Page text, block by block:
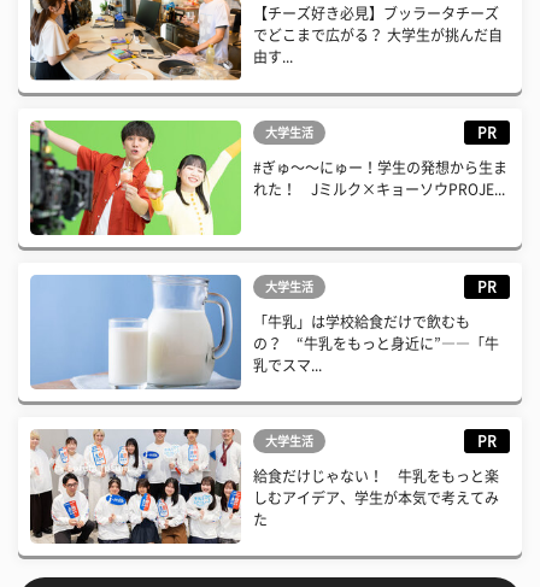
【チーズ好き必見】ブッラータチーズ
でどこまで広がる？ 大学生が挑んだ自
由す...
大学生活 PR
#ぎゅ〜〜にゅー！学生の発想から生ま
れた！ Jミルク×キョーソウPROJE...
大学生活 PR
「牛乳」は学校給食だけで飲むも
の？ “牛乳をもっと身近に”――「牛
乳でスマ...
大学生活 PR
給食だけじゃない！ 牛乳をもっと楽
しむアイデア、学生が本気で考えてみ
た